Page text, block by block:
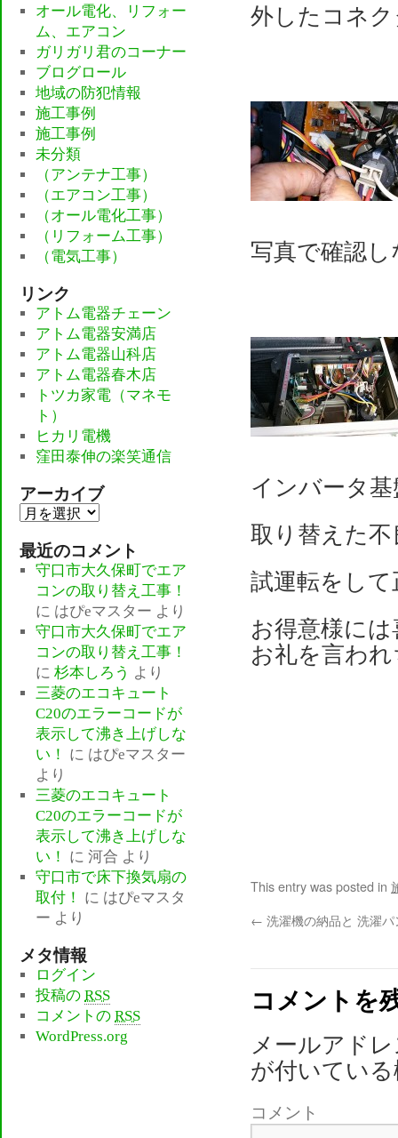
外したコネ
写真で確認
インバータ
取り替えた不
試運転をし
お得意様に
お礼を言わ
This entry was posted in
← 洗濯機の納品と 洗濯
コメントを
メールアド
が付いてい
コメント
オール電化、リフォー
ム、エアコン
ガリガリ君のコーナー
ブログロール
地域の防犯情報
施工事例
施工事例
未分類
（アンテナ工事）
（エアコン工事）
（オール電化工事）
（リフォーム工事）
（電気工事）
リンク
アトム電器チェーン
アトム電器安満店
アトム電器山科店
アトム電器春木店
トツカ家電（マネモ
ト）
ヒカリ電機
窪田泰伸の楽笑通信
アーカイブ
ア
カ
イ
最近のコメント
守口市大久保町でエア
コンの取り替え工事！
に はぴeマスター より
守口市大久保町でエア
コンの取り替え工事！
に杉本しろう より
三菱のエコキュート
C20のエラーコードが
表示して沸き上げしな
い！
に はぴeマスター
より
三菱のエコキュート
C20のエラーコードが
表示して沸き上げしな
い！
に河合 より
守口市で床下換気扇の
取付！
に はぴeマスタ
ー より
メタ情報
ログイン
投稿のRSS
コメントのRSS
WordPress.org